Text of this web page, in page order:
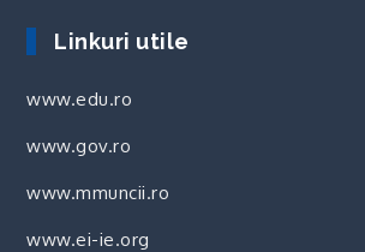
Linkuri utile
www.edu.ro
www.gov.ro
www.mmuncii.ro
www.ei-ie.org